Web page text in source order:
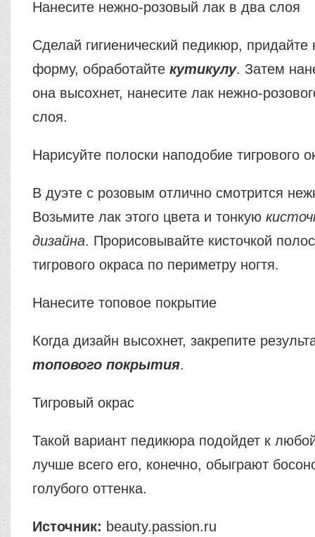
Нанесите нежно-розовый лак в два слоя
Сделай гигиенический педикюр, придайте
форму, обработайтекутикулу. Затем
она высохнет, нанесите лак нежно-
слоя.
Нарисуйте полоски наподобие тигрового
В дуэте с розовым отлично смотрится
Возьмите лак этого цвета и тонкую
дизайна. Прорисовывайте кисточкой
тигрового окраса по периметру ногтя.
Нанесите топовое покрытие
Когда дизайн высохнет, закрепите
топового покрытия.
Тигровый окрас
Такой вариант педикюра подойдет к
лучше всего его, конечно, обыграют
голубого оттенка.
Источник: beauty.passion.ru